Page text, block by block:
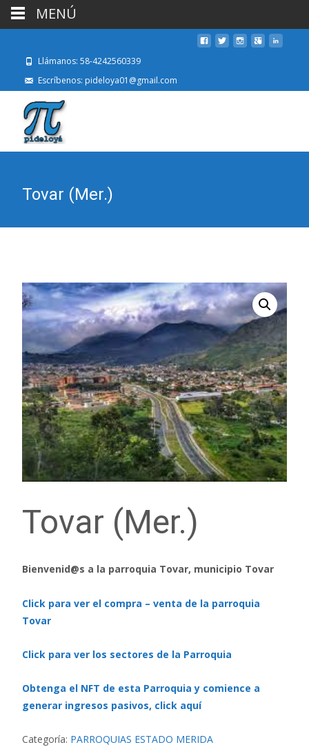
Llámanos: 58-4242560339
Escríbenos: pideloya01@gmail.com
Tovar (Mer.)
Tovar (Mer.)
Bienvenid@s a la parroquia Tovar, municipio Tovar
Click para ver el compra – venta de la parroquia
Tovar
Click para ver los sectores de la Parroquia
Obtenga el NFT de esta Parroquia y comience a
generar ingresos pasivos, click aquí
Categoría: PARROQUIAS ESTADO MERIDA
MENÚ